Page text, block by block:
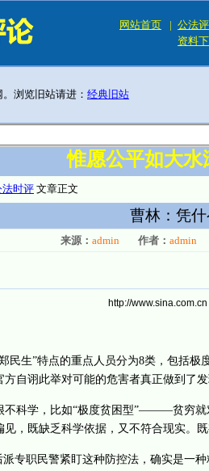
网站首页 | 公法
资料
浏览旧站请进： 经典旧站
惟愿公平如大
法时评 文章正文
曹林：凭
来源： admin 作者： admin
http://www.sina.com.cn
生”特点的重点人员分为8类，包括极
方自诩此举对可能的危害者真正做到了
学，比如“极度贫困型”———贫穷就
，既缺乏科学依据，又不符合现实。
职民警紧盯这种防控法，确实是一种